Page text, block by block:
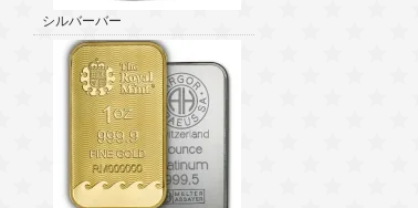
シルバーバー